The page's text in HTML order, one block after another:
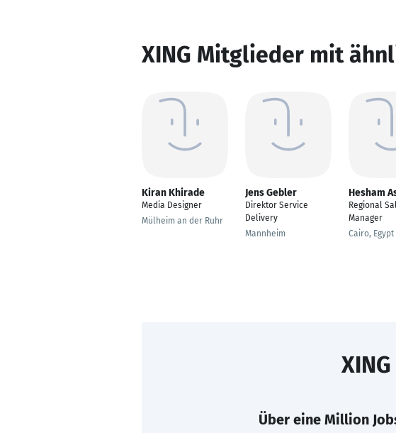
XING Mitglieder mit
Kiran Khirade
Media Designer
Mülheim an der Ruhr
Jens Gebler
Direktor Service
Delivery
Mannheim
Hesham
Regional
Manager
Cairo, Egypt
Über eine Million